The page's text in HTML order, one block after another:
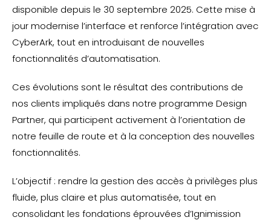
disponible depuis le 30 septembre 2025. Cette mise à
jour modernise l’interface et renforce l’intégration avec
CyberArk, tout en introduisant de nouvelles
fonctionnalités d’automatisation.
Ces évolutions sont le résultat des contributions de
nos clients impliqués dans notre programme Design
Partner, qui participent activement à l’orientation de
notre feuille de route et à la conception des nouvelles
fonctionnalités.
L’objectif : rendre la gestion des accès à privilèges plus
fluide, plus claire et plus automatisée, tout en
consolidant les fondations éprouvées d’Ignimission